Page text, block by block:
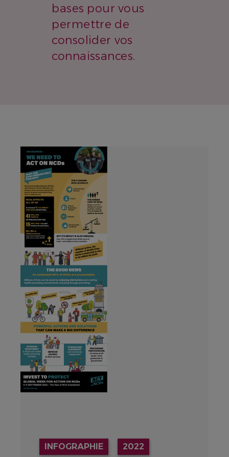
bases pour vous
permettre de
consolider vos
connaissances.
IMAGE
INFOGRAPHIE 2022